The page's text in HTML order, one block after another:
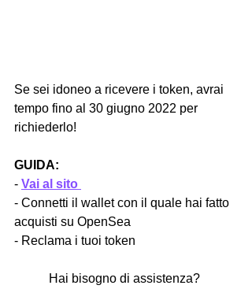
Se sei idoneo a ricevere i token, avrai
tempo fino al 30 giugno 2022 per
richiederlo!
GUIDA:
- Vai al sito
- Connetti il wallet con il quale hai fatto
acquisti su OpenSea
- Reclama i tuoi token
Hai bisogno di assistenza?